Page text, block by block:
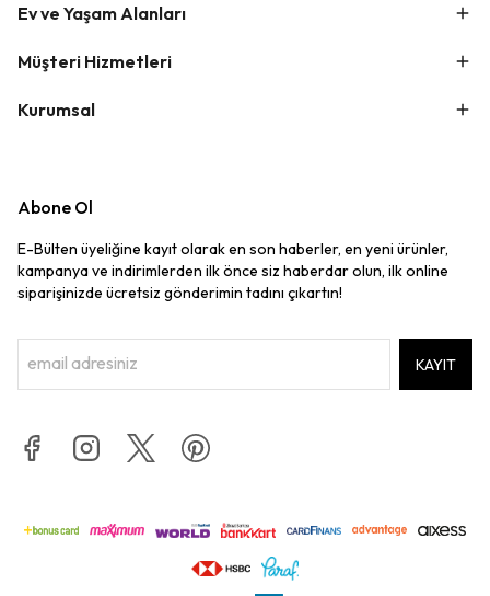
Ev ve Yaşam Alanları
Müşteri Hizmetleri
Kurumsal
Abone Ol
E-Bülten üyeliğine kayıt olarak en son haberler, en yeni ürünler,
kampanya ve indirimlerden ilk önce siz haberdar olun, ilk online
siparişinizde ücretsiz gönderimin tadını çıkartın!
KAYIT